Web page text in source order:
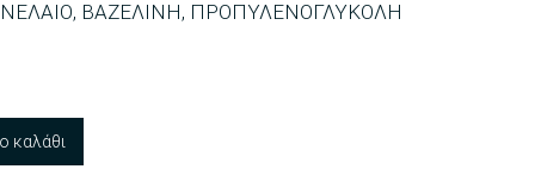
ΒΑΖΕΛΙΝΗ, ΠΡΟΠΥΛΕΝΟΓΛΥΚΟΛΗ
καλάθι